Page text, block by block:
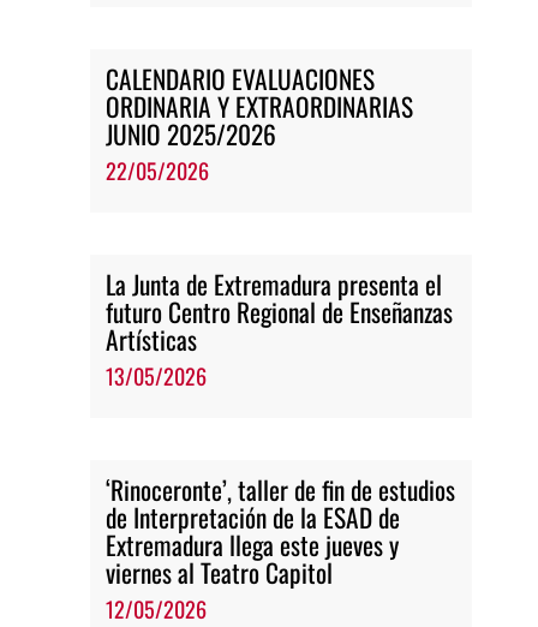
CALENDARIO EVALUACIONES
ORDINARIA Y EXTRAORDINARIAS
JUNIO 2025/2026
22/05/2026
La Junta de Extremadura presenta el
futuro Centro Regional de Enseñanzas
Artísticas
13/05/2026
‘Rinoceronte’, taller de fin de estudios
de Interpretación de la ESAD de
Extremadura llega este jueves y
viernes al Teatro Capitol
12/05/2026